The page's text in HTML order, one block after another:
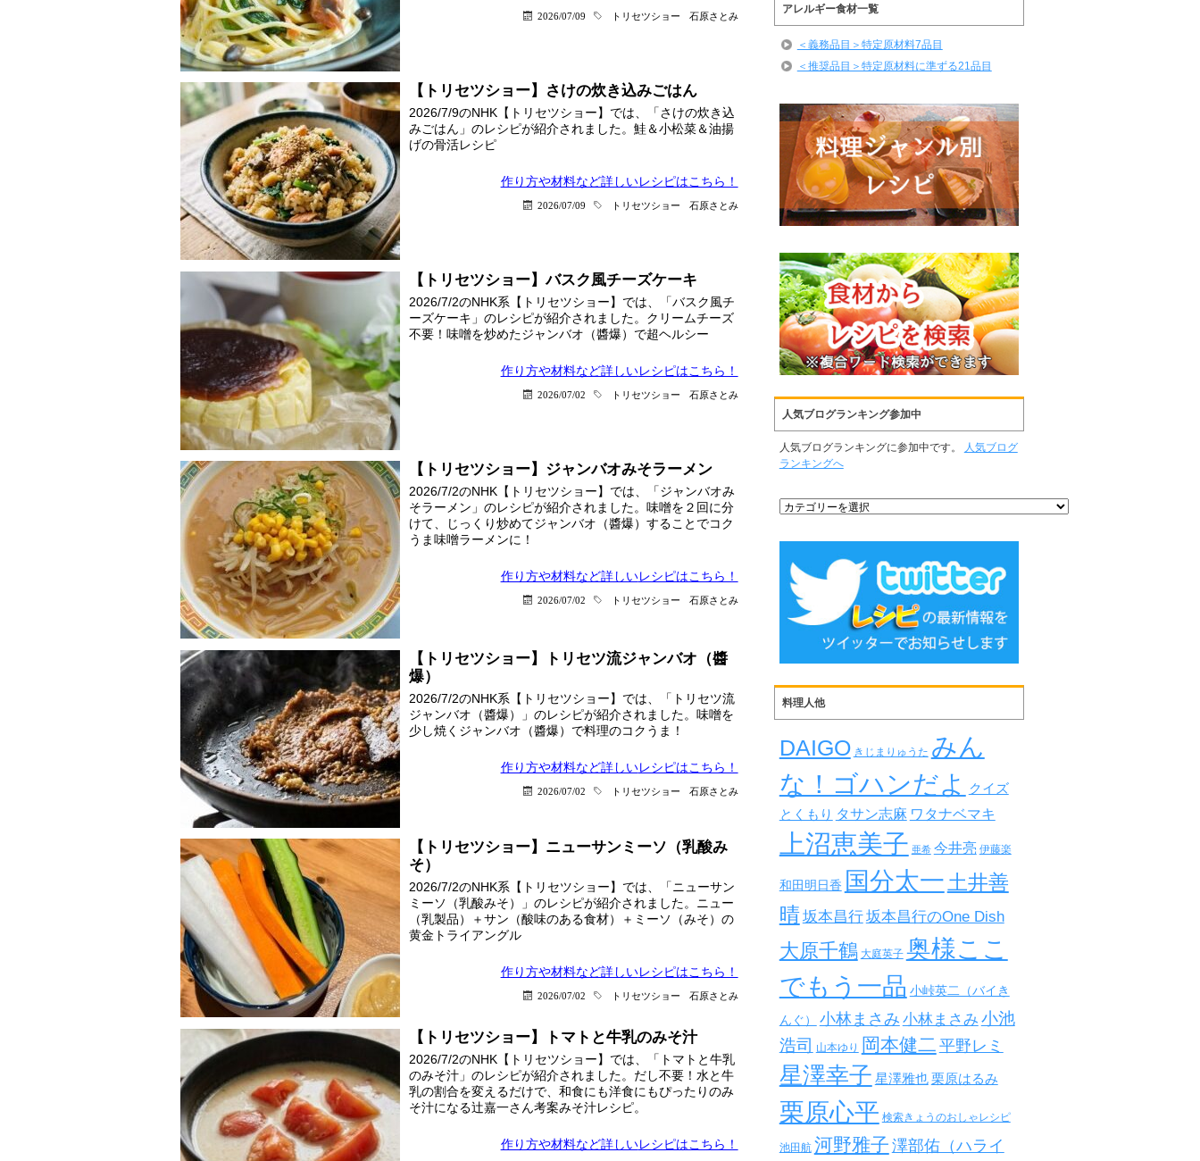
2026/07/09 トリセツショー 石原さとみ
【トリセツショー】さけの炊き込みごはん
2026/7/9のNHK【トリセツショー】では、「さけの炊き込
みごはん」のレシピが紹介されました。鮭＆小松菜＆油揚
げの骨活レシピ
作り方や材料など詳しいレシピはこちら！
2026/07/09 トリセツショー 石原さとみ
【トリセツショー】バスク風チーズケーキ
2026/7/2のNHK系【トリセツショー】では、「バスク風チ
ーズケーキ」のレシピが紹介されました。クリームチーズ
不要！味噌を炒めたジャンバオ（醬爆）で超ヘルシー
作り方や材料など詳しいレシピはこちら！
2026/07/02 トリセツショー 石原さとみ
【トリセツショー】ジャンバオみそラーメン
2026/7/2のNHK【トリセツショー】では、「ジャンバオみ
そラーメン」のレシピが紹介されました。味噌を２回に分
けて、じっくり炒めてジャンバオ（醬爆）することでコク
うま味噌ラーメンに！
作り方や材料など詳しいレシピはこちら！
2026/07/02 トリセツショー 石原さとみ
【トリセツショー】トリセツ流ジャンバオ（醬
爆）
2026/7/2のNHK系【トリセツショー】では、「トリセツ流
ジャンバオ（醬爆）」のレシピが紹介されました。味噌を
少し焼くジャンバオ（醬爆）で料理のコクうま！
作り方や材料など詳しいレシピはこちら！
2026/07/02 トリセツショー 石原さとみ
【トリセツショー】ニューサンミーソ（乳酸み
そ）
2026/7/2のNHK系【トリセツショー】では、「ニューサン
ミーソ（乳酸みそ）」のレシピが紹介されました。ニュー
（乳製品）＋サン（酸味のある食材）＋ミーソ（みそ）の
黄金トライアングル
作り方や材料など詳しいレシピはこちら！
2026/07/02 トリセツショー 石原さとみ
【トリセツショー】トマトと牛乳のみそ汁
2026/7/2のNHK【トリセツショー】では、「トマトと牛乳
のみそ汁」のレシピが紹介されました。だし不要！水と牛
乳の割合を変えるだけで、和食にも洋食にもぴったりのみ
そ汁になる辻嘉一さん考案みそ汁レシピ。
作り方や材料など詳しいレシピはこちら！
アレルギー食材一覧
＜義務品目＞特定原材料7品目
＜推奨品目＞特定原材料に準ずる21品目
人気ブログランキング参加中
人気ブログランキングに参加中です。
人気ブログ
ランキングへ
料理人他
DAIGO きじまりゅうた みん
な！ゴハンだよ
クイズ
とくもり タサン志麻 ワタナベマキ
上沼恵美子 亜希 今井亮 伊藤楽
和田明日香 国分太一土井善
晴坂本昌行坂本昌行のOne Dish
大原千鶴 大庭英子 奥様ここ
でもう一品 小峠英二（バイき
んぐ） 小林まさみ 小林まさみ 小池
浩司 山本ゆり 岡本健二 平野レミ
星澤幸子 星澤雅也 栗原はるみ
栗原心平 検索きょうのおしゃレシピ
池田航 河野雅子 澤部佑（ハライ